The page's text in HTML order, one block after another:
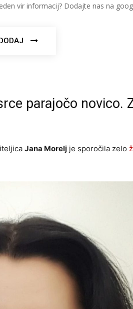
vir informacij? Dodajte nas na
parajočo novico.
Jana Morelj je sporočila zelo